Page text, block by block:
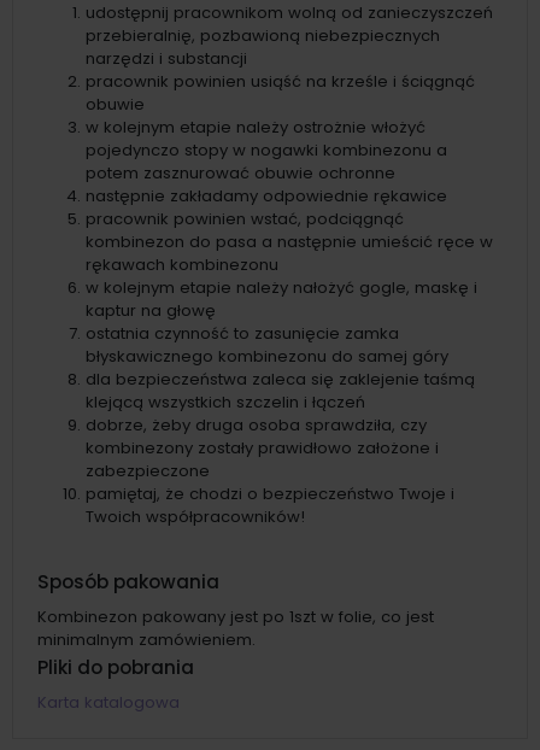
udostępnij pracownikom wolną od zanieczyszczeń
przebieralnię, pozbawioną niebezpiecznych
narzędzi i substancji
pracownik powinien usiąść na krześle i ściągnąć
obuwie
w kolejnym etapie należy ostrożnie włożyć
pojedynczo stopy w nogawki kombinezonu a
potem zasznurować obuwie ochronne
następnie zakładamy odpowiednie rękawice
pracownik powinien wstać, podciągnąć
kombinezon do pasa a następnie umieścić ręce w
rękawach kombinezonu
w kolejnym etapie należy nałożyć gogle, maskę i
kaptur na głowę
ostatnia czynność to zasunięcie zamka
błyskawicznego kombinezonu do samej góry
dla bezpieczeństwa zaleca się zaklejenie taśmą
klejącą wszystkich szczelin i łączeń
dobrze, żeby druga osoba sprawdziła, czy
kombinezony zostały prawidłowo założone i
zabezpieczone
pamiętaj, że chodzi o bezpieczeństwo Twoje i
Twoich współpracowników!
Sposób pakowania
Kombinezon pakowany jest po 1szt w folie, co jest
minimalnym zamówieniem.
Pliki do pobrania
Karta katalogowa